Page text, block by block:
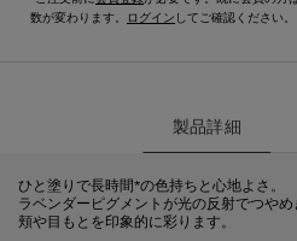
数が変わります。
ログイン してご確認ください。
PDP Section - Product Description
PDP Section - Mobile Accordion
製品詳細
ひと塗りで長時間*の色持ちと心地よさ。
ラベンダーピグメントが光の反射でつやめ
頬や目もとを印象的に彩ります。